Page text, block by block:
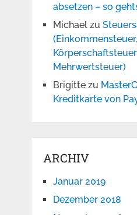
absetzen – so
Michaelzu
(Einkommensteuer,
Mehrwertsteuer)
Brigittezu
Kreditkarte von
ARCHIV
Januar 2019
Dezember 2018